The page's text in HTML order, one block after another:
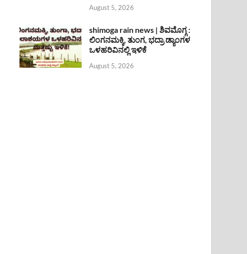
August 5, 2026
shimoga rain news | ಶಿವಮೊಗ್ಗ :
ಲಿಂಗನಮಕ್ಕಿ, ತುಂಗ, ಭದ್ರಾ ಡ್ಯಾಂಗಳ
ಒಳಹರಿವಿನಲ್ಲಿ ಇಳಿಕೆ
August 5, 2026